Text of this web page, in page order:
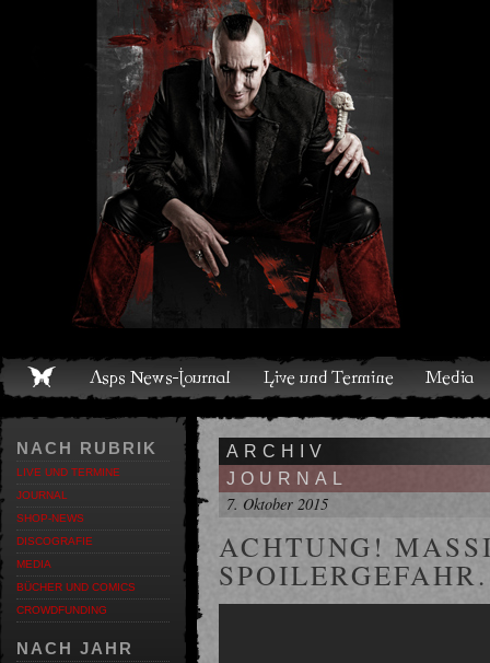
Live und Termine Media Shop Band Discografie
NACH RUBRIK
LIVE UND TERMINE
JOURNAL
SHOP-NEWS
DISCOGRAFIE
MEDIA
BÜCHER UND COMICS
CROWDFUNDING
NACH JAHR
ARCHIV
JOURNAL
7. Oktober 2015
ACHTUNG!